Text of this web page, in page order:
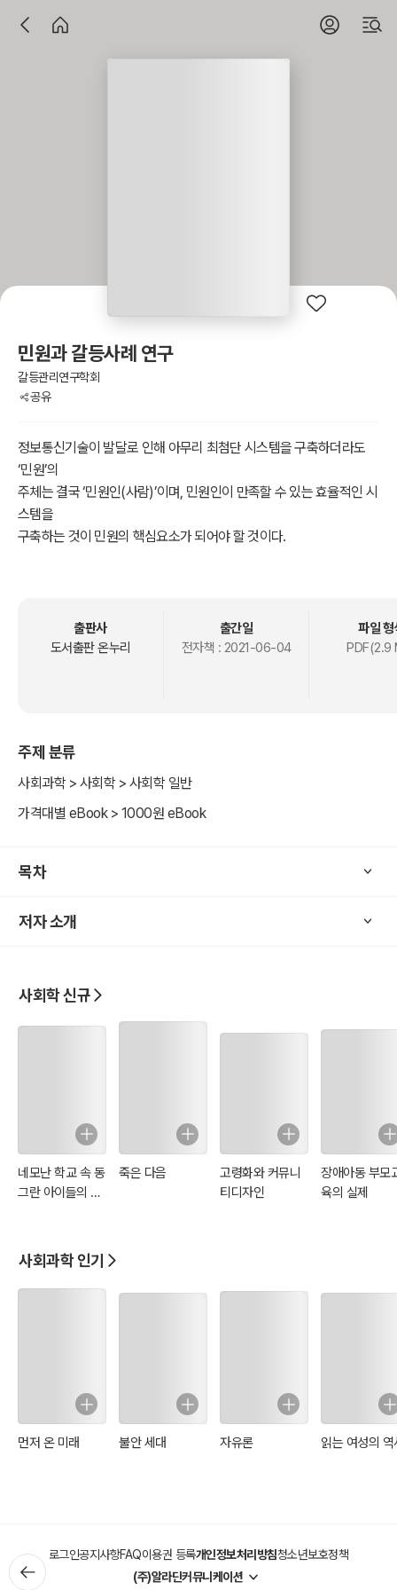
민원과 갈등사례 연구
갈등관리연구학회
공유
정보통신기술이 발달로 인해 아무리 최첨단 시스템을 구축하더라도
‘민원’의
주체는 결국 ‘민원인(사람)’이며, 민원인이 만족할 수 있는 효율적인 시
스템을
구축하는 것이 민원의 핵심요소가 되어야 할 것이다.
민원분야의 더나은 발전을 모색해 보고자 하며, 이 연구가 그러한 발전
출판사
도서출판 온누리
출간일
전자책 : 2021-06-04
파일 형
PDF(2.9
주제 분류
사회과학 > 사회학 > 사회학 일반
가격대별 eBook > 1000원 eBook
목차
저자 소개
사회학 신규
네모난 학교 속 동
그란 아이들의 성
죽은 다음
고령화와 커뮤니
티디자인
장애아동 부모
육의 실제
사회과학 인기
먼저 온 미래 불안 세대 자유론 읽는 여성의 역
로그인공지사항FAQ이용권 등록개인정보처리방침청소년보호정책
(주)알라딘커뮤니케이션